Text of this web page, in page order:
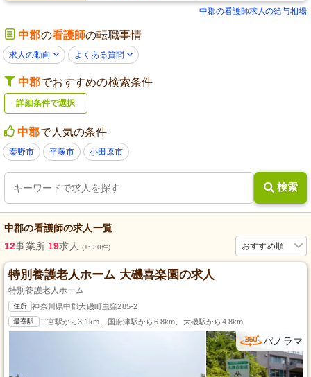
中郡の看護師求人の給与相場
中郡の看護師の転職事情
求人の動向 よくある質問
中郡でおすすめの検索条件
詳細条件で選択
中郡で人気の条件
秦野市 平塚市 小田原市
検索
中郡の看護師の求人一覧
おすすめ順
12事業所 19求人 (1~30件)
特別養護老人ホーム 大磯喜楽園の求人
特別養護老人ホーム
住所 神奈川県中郡大磯町虫窪285-2
最寄駅 二宮駅から3.1km、国府津駅から6.8km、大磯駅から4.8km
パノラマ